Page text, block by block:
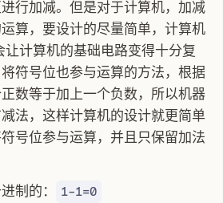
行加减。但是对于计算机，加减
算，要设计的尽量简单，计算机
计算机的基础电路变得十分复
符号位也参与运算的方法，根据
数等于加上一个负数，所以机器
法，这样计算机的设计就更简单
号位参与运算，并且只保留加法
制的：
1-1=0